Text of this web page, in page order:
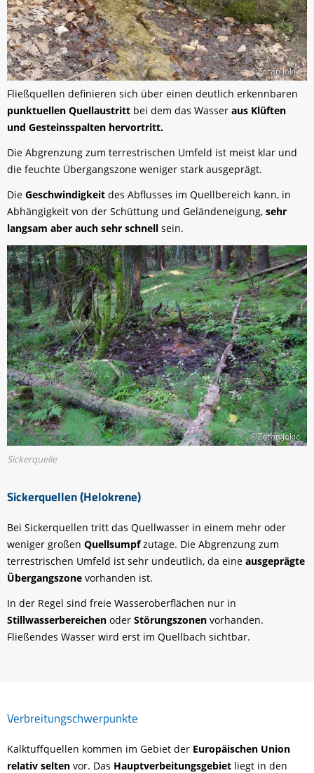
©Zoran Jokic
Fließquellen definieren sich über einen deutlich erkennbaren
punktuellen Quellaustritt bei dem das Wasser aus Klüften
und Gesteinsspalten hervortritt.
Die Abgrenzung zum terrestrischen Umfeld ist meist klar und
die feuchte Übergangszone weniger stark ausgeprägt.
Die Geschwindigkeit des Abflusses im Quellbereich kann, in
Abhängigkeit von der Schüttung und Geländeneigung, sehr
langsam aber auch sehr schnell sein.
Sickerquellen (Helokrene)
©Zoran Jokic
Sickerquelle
Bei Sickerquellen tritt das Quellwasser in einem mehr oder
weniger großen Quellsumpfzutage. Die Abgrenzung zum
terrestrischen Umfeld ist sehr undeutlich, da eine ausgeprägte
Übergangszone vorhanden ist.
In der Regel sind freie Wasseroberflächen nur in
Stillwasserbereichen oder Störungszonen vorhanden.
Fließendes Wasser wird erst im Quellbach sichtbar.
Verbreitungschwerpunkte
Kalktuffquellen kommen im Gebiet der Europäischen Union
relativ selten vor. Das Hauptverbeitungsgebiet liegt in den